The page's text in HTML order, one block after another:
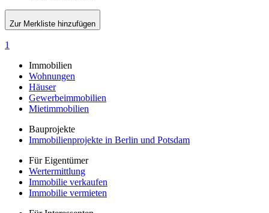
Zur Merkliste hinzufügen
1
Immobilien
Wohnungen
Häuser
Gewerbeimmobilien
Mietimmobilien
Bauprojekte
Immobilienprojekte in Berlin und Potsdam
Für Eigentümer
Wertermittlung
Immobilie verkaufen
Immobilie vermieten